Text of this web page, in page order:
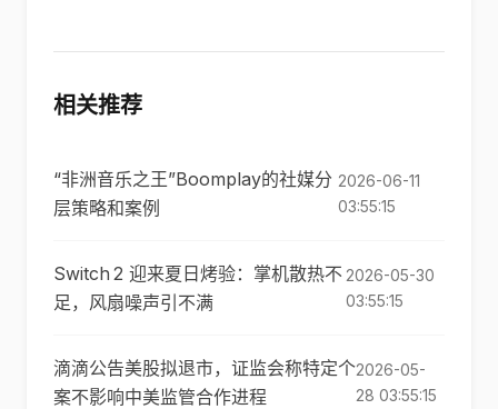
相关推荐
“非洲音乐之王”Boomplay的社媒分
层策略和案例
2026-06-11
03:55:15
Switch 2 迎来夏日烤验：掌机散热不
足，风扇噪声引不满
2026-05-30
03:55:15
滴滴公告美股拟退市，证监会称特定个
案不影响中美监管合作进程
2026-05-
28 03:55:15